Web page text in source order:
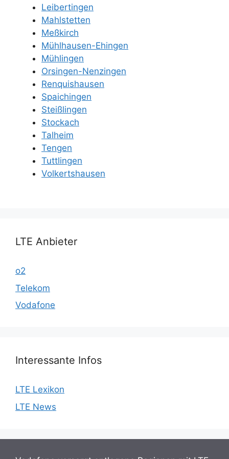
Leibertingen
Mahlstetten
Meßkirch
Mühlhausen-Ehingen
Mühlingen
Orsingen-Nenzingen
Renquishausen
Spaichingen
Steißlingen
Stockach
Talheim
Tengen
Tuttlingen
Volkertshausen
LTE Anbieter
o2
Telekom
Vodafone
Interessante Infos
LTE Lexikon
LTE News